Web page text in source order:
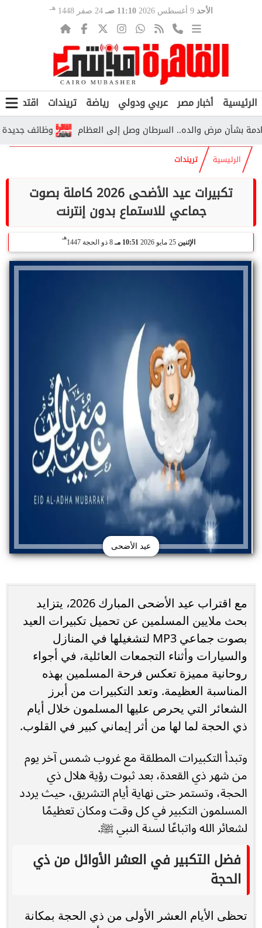
الأحد 9 أغسطس 2026 11:10 صـ 24 صفر 1448 هـ
الرئيسية أخبار مصر عربي ودولي رياضة تريندات اقتصاد
وظائف جديدة مرض والده.. السرطان وصل إلى العظام
الرئيسية تريندات
تكبيرات عيد الأضحى 2026 كاملة بصوت
جماعي للاستماع بدون إنترنت
الإثنين 10:51 مـ 8 ذو الحجة 1447
هـ
عيد الأضحى
مع اقتراب عيد الأضحى المبارك 2026، يتزايد
بحث ملايين المسلمين عن تحميل تكبيرات العيد
بصوت جماعي MP3 لتشغيلها في المنازل
والسيارات وأثناء التجمعات العائلية، في أجواء
روحانية مميزة تعكس فرحة المسلمين بهذه
المناسبة العظيمة. وتعد التكبيرات من أبرز
الشعائر التي يحرص عليها المسلمون خلال أيام
ذي الحجة لما لها من أثر إيماني كبير في القلوب.
وتبدأ التكبيرات المطلقة مع غروب شمس آخر يوم
من شهر ذي القعدة، بعد ثبوت رؤية هلال ذي
الحجة، وتستمر حتى نهاية أيام التشريق، حيث يردد
المسلمون التكبير في كل وقت ومكان تعظيمًا
لشعائر الله واتباعًا لسنة النبي ﷺ.
فضل التكبير في العشر الأوائل من ذي
الحجة
تحظى الأيام العشر الأولى من ذي الحجة بمكانة